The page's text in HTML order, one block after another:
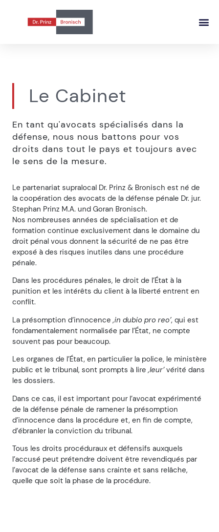
Le Cabinet
En tant qu'avocats spécialisés dans la
défense, nous nous battons pour vos
droits dans tout le pays et toujours avec
le sens de la mesure.
Le partenariat supralocal Dr. Prinz & Bronisch est né de
la coopération des avocats de la défense pénale Dr. jur.
Stephan Prinz M.A. und Goran Bronisch.
Nos nombreuses années de spécialisation et de
formation continue exclusivement dans le domaine du
droit pénal vous donnent la sécurité de ne pas être
exposé à des risques inutiles dans une procédure
pénale.
Dans les procédures pénales, le droit de l’État à la
punition et les intérêts du client à la liberté entrent en
conflit.
La présomption d’innocence ‚in dubio pro reo’, qui est
fondamentalement normalisée par l’État, ne compte
souvent pas pour beaucoup.
Les organes de l’État, en particulier la police, le ministère
public et le tribunal, sont prompts à lire‚leur’vérité dans
les dossiers.
Dans ce cas, il est important pour l’avocat expérimenté
de la défense pénale de ramener la présomption
d’innocence dans la procédure et, en fin de compte,
d’ébranler la conviction du tribunal.
Tous les droits procéduraux et défensifs auxquels
l’accusé peut prétendre doivent être revendiqués par
l’avocat de la défense sans crainte et sans relâche,
quelle que soit la phase de la procédure.